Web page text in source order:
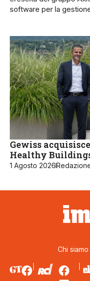
software per la
Gewiss
Healthy
1 Agosto 2026
Chi siamo